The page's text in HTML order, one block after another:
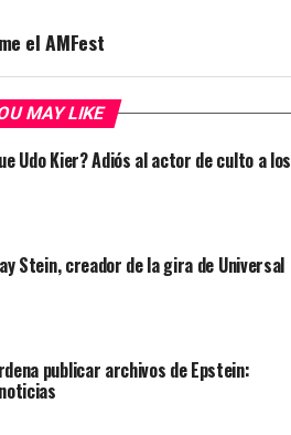
el AMFest
MAY LIKE
Udo Kier? Adiós al actor de culto a los
Stein, creador de la gira de Universal
publicar archivos de Epstein: